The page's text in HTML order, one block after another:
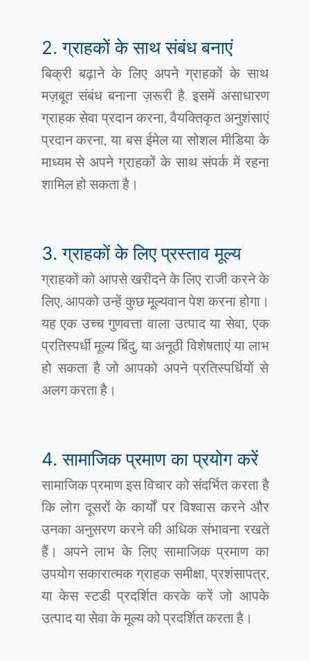
2. ग्राहकों के साथ संबंध बनाएं
बिक्री बढ़ाने के लिए अपने ग्राहकों के साथ
मज़बूत संबंध बनाना ज़रूरी है. इसमें असाधारण
ग्राहक सेवा प्रदान करना, वैयक्तिकृत अनुशंसाएं
प्रदान करना, या बस ईमेल या सोशल मीडिया के
माध्यम से अपने ग्राहकों के साथ संपर्क में रहना
शामिल हो सकता है।
3. ग्राहकों के लिए प्रस्ताव मूल्य
ग्राहकों को आपसे खरीदने के लिए राजी करने के
लिए, आपको उन्हें कुछ मूल्यवान पेश करना होगा।
यह एक उच्च गुणवत्ता वाला उत्पाद या सेवा, एक
प्रतिस्पर्धी मूल्य बिंदु, या अनूठी विशेषताएं या लाभ
हो सकता है जो आपको अपने प्रतिस्पर्धियों से
अलग करता है।
4. सामाजिक प्रमाण का प्रयोग करें
सामाजिक प्रमाण इस विचार को संदर्भित करता है
कि लोग दूसरों के कार्यों पर विश्वास करने और
उनका अनुसरण करने की अधिक संभावना रखते
हैं। अपने लाभ के लिए सामाजिक प्रमाण का
उपयोग सकारात्मक ग्राहक समीक्षा, प्रशंसापत्र,
या केस स्टडी प्रदर्शित करके करें जो आपके
उत्पाद या सेवा के मूल्य को प्रदर्शित करता है।